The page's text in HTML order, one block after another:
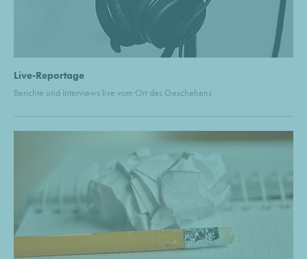
Live-Reportage
Berichte und Interviews live vom Ort des Geschehens